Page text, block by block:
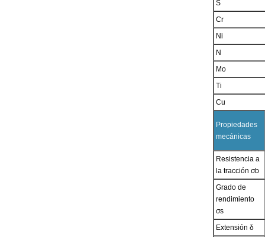
S
Cr
Ni
N
Mo
Ti
Cu
Propiedades
mecánicas
Resistencia a
la tracción σb
Grado de
rendimiento
σs
Extensión δ